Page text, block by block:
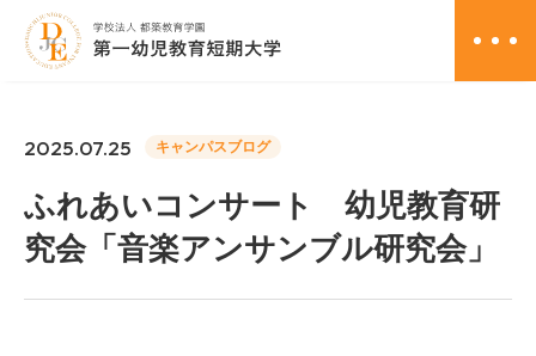
オープンキャンパス
2025.07.25 キャンパスブログ
ふれあいコンサート 幼児教育研
究会「音楽アンサンブル研究会」